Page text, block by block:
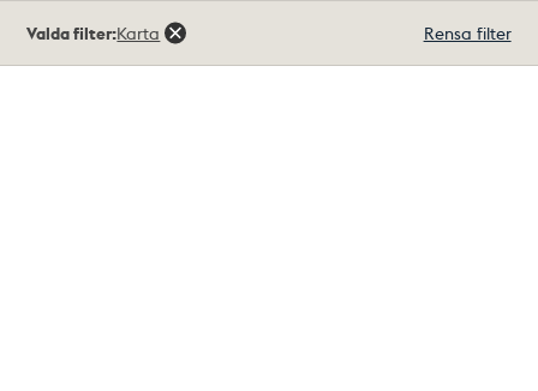
träffar
Valda filter:Karta Rensa filter